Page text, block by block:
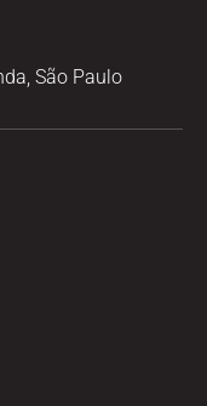
São Paulo